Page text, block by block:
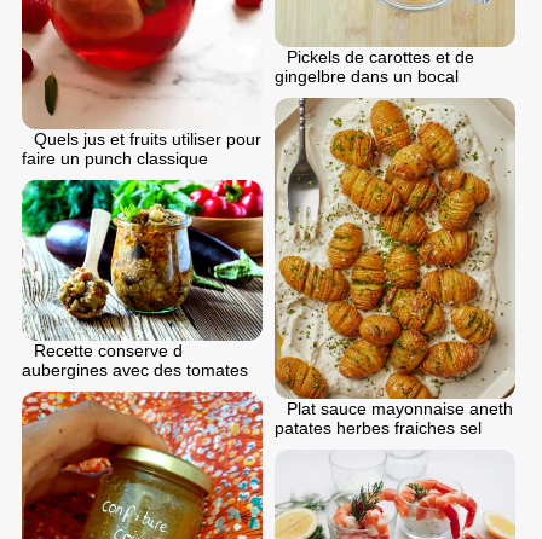
Quels jus et fruits utiliser pour
faire un punch classique
Pickels de carottes et de
gingelbre dans un bocal
Plat sauce mayonnaise aneth
patates herbes fraiches sel
Recette conserve d
aubergines avec des tomates